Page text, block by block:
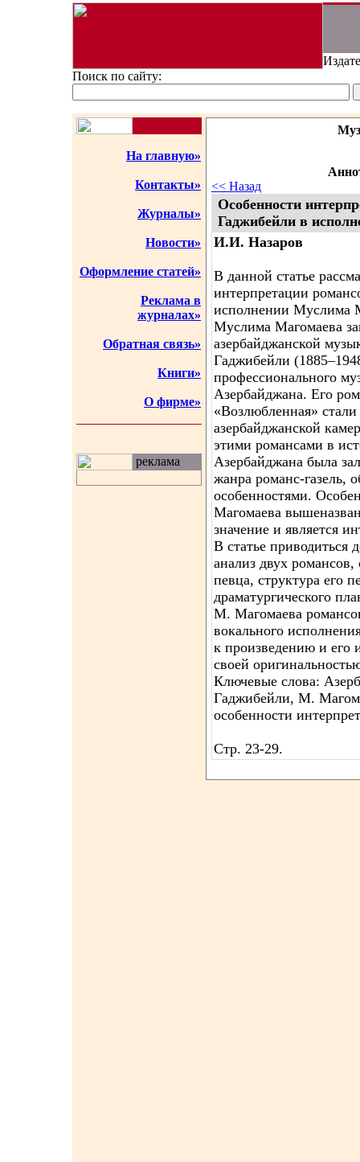
Поиск по сайту:
На главную»
Контакты»
Журналы»
Новости»
Оформление статей»
Реклама в
журналах»
Обратная связь»
Книги»
О фирме»
реклама
<< Назад
Особенности
Гаджибейли в
И.И. Назаров
В данной статье
интерпретации
исполнении Муслима
Муслима Магомаева
азербайджанской
Гаджибейли
профессионального
Азербайджана. Его
«Возлюбленная»
азербайджанской
этими романсами в
Азербайджана была
жанра романс-газель,
особенностями.
Магомаева
значение и является
В статье приводиться
анализ двух романсов,
певца, структура его
драматургического
М. Магомаева
вокального
к произведению и его
своей
Ключевые слова:
Гаджибейли, М.
особенности
Стр. 23-29.